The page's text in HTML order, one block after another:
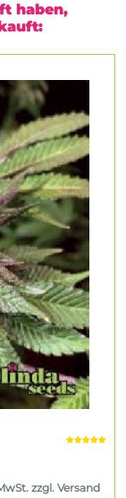
haben,
zzgl. Versand